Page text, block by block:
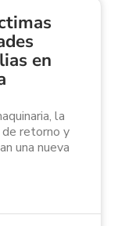
en
la
retorno y
una nueva